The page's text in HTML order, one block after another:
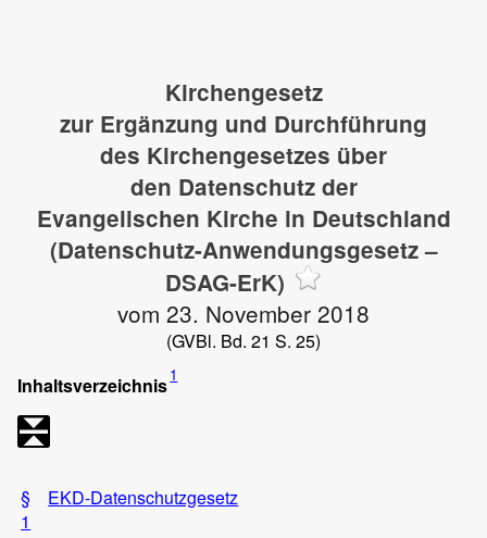
Kirchengesetz
zur Ergänzung und Durchführung
des Kirchengesetzes über
den Datenschutz der
Evangelischen Kirche in Deutschland
(Datenschutz-Anwendungsgesetz –
DSAG-ErK)
vom 23. November 2018
(GVBl. Bd. 21 S. 25)
Inhaltsverzeichnis1
§
1
EKD-Datenschutzgesetz